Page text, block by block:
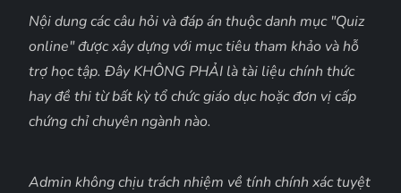
Nội dung các câu hỏi và đáp án thuộc danh mục "Quiz
online" được xây dựng với mục tiêu tham khảo và hỗ
trợ học tập. Đây KHÔNG PHẢI là tài liệu chính thức
hay đề thi từ bất kỳ tổ chức giáo dục hoặc đơn vị cấp
chứng chỉ chuyên ngành nào.
Admin không chịu trách nhiệm về tính chính xác tuyệt